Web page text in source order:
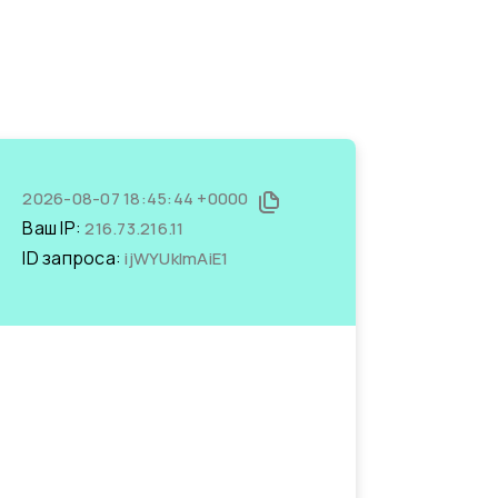
2026-08-07 18:45:44 +0000
Ваш IP:216.73.216.11
ID запроса:ijWYUklmAiE1